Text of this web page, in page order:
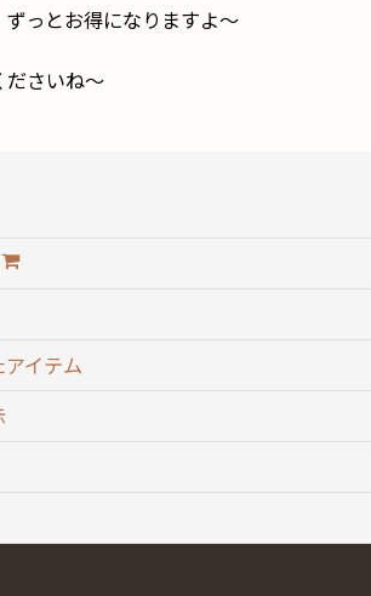
っとお得になりますよ〜
ださいね〜
イテム